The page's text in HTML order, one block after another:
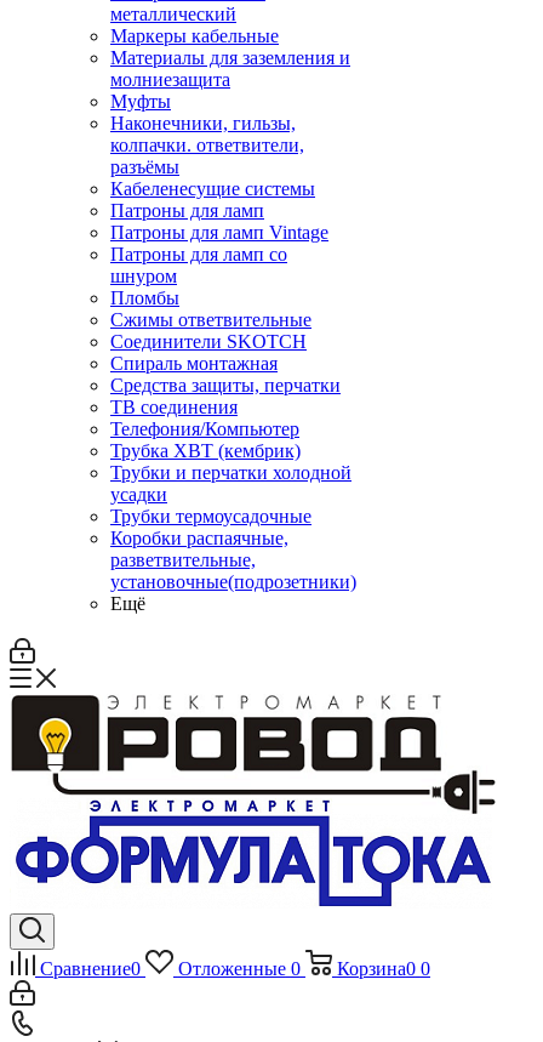
металлический
Маркеры кабельные
Материалы для заземления и
молниезащита
Муфты
Наконечники, гильзы,
колпачки. ответвители,
разъёмы
Кабеленесущие системы
Патроны для ламп
Патроны для ламп Vintage
Патроны для ламп со
шнуром
Пломбы
Сжимы ответвительные
Соединители SKOTCH
Спираль монтажная
Средства защиты, перчатки
ТВ соединения
Телефония/Компьютер
Трубка ХВТ (кембрик)
Трубки и перчатки холодной
усадки
Трубки термоусадочные
Коробки распаячные,
разветвительные,
установочные(подрозетники)
Ещё
Сравнение0 Отложенные 0 Корзина0 0